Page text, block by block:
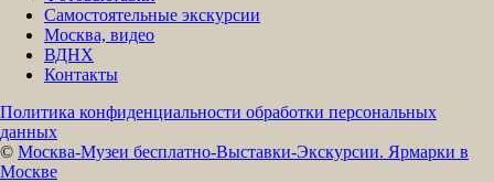
Самостоятельные экскурсии
Москва, видео
ВДНХ
Контакты
Политика конфиденциальности обработки персональных
данных
© Москва-Музеи бесплатно-Выставки-Экскурсии. Ярмарки в
Москве